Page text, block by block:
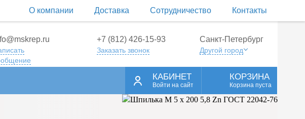
О компании Доставка Сотрудничество Контакты
+7 (812) 426-15-93
Заказать звонок
Санкт-Петербург
Другой город
КАБИНЕТ
Войти на сайт
КОРЗИНА
Корзина пуста